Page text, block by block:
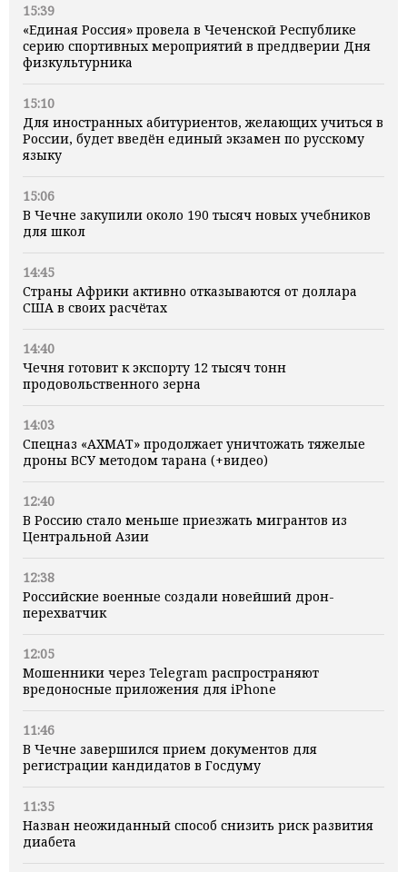
15:39
«Единая Россия» провела в Чеченской Республике
серию спортивных мероприятий в преддверии Дня
физкультурника
15:10
Для иностранных абитуриентов, желающих учиться в
России, будет введён единый экзамен по русскому
языку
15:06
В Чечне закупили около 190 тысяч новых учебников
для школ
14:45
Страны Африки активно отказываются от доллара
США в своих расчётах
14:40
Чечня готовит к экспорту 12 тысяч тонн
продовольственного зерна
14:03
Спецназ «АХМАТ» продолжает уничтожать тяжелые
дроны ВСУ методом тарана (+видео)
12:40
В Россию стало меньше приезжать мигрантов из
Центральной Азии
12:38
Российские военные создали новейший дрон-
перехватчик
12:05
Мошенники через Telegram распространяют
вредоносные приложения для iPhone
11:46
В Чечне завершился прием документов для
регистрации кандидатов в Госдуму
11:35
Назван неожиданный способ снизить риск развития
диабета